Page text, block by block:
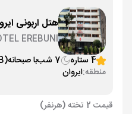
هتل اربونی
EREBUNI
4 ستاره
7 شب با صبحانه(BB)
منطقه:ایروان
قیمت 2 تخته (هرنفر)